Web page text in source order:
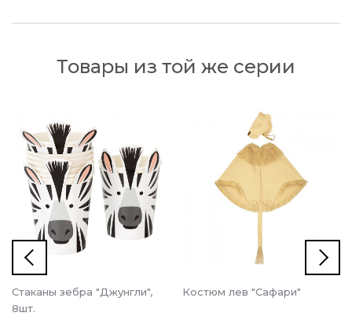
Товары из той же серии
Стаканы зебра "Джунгли",
8шт.
Костюм лев "Сафари"